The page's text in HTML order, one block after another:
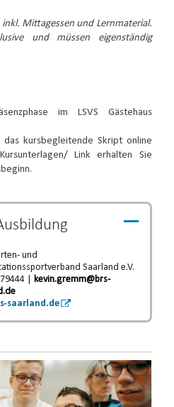
Mittagessen und Lernmaterial.
und müssen eigenständig
im LSVS Gästehaus
kursbegleitende Skript online
Link erhalten Sie
und
Saarland e.V.
|
kevin.gremm@brs-
saarland.de